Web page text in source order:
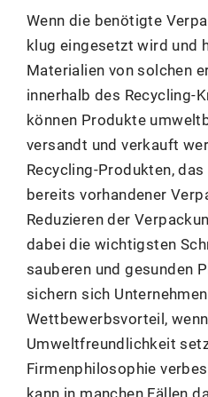
Wenn die benötigte
klug eingesetzt wird und
Materialien von solchen
innerhalb des Recycling-
können Produkte
versandt und verkauft
Recycling-Produkten,
bereits vorhandener
Reduzieren der
dabei die wichtigsten
sauberen und gesunden
sichern sich
Wettbewerbsvorteil,
Umweltfreundlichkeit
Firmenphilosophie
kann in manchen Fällen